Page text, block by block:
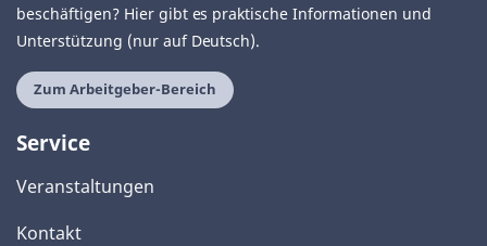
beschäftigen? Hier gibt es praktische Informationen und
Unterstützung (nur auf Deutsch).
Zum Arbeitgeber-Bereich
Service
Veranstaltungen
Kontakt